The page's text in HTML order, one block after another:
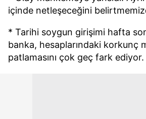
içinde netleşeceğini
* Tarihi soygun girişimi hafta
banka, hesaplarındaki korkunç
patlamasını çok geç fark ediyor.